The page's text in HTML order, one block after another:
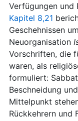
Verfügungen und
Kapitel 8,21
Geschehnissen
Neuorganisation
Vorschriften, die
waren, als
formuliert:
Beschneidung
Mittelpunkt
Rückkehrern und